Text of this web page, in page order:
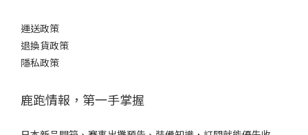
運送政策
退換貨政策
隱私政策
鹿跑情報，第一手掌握